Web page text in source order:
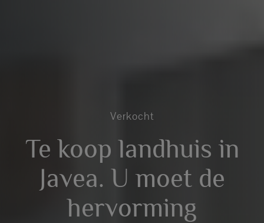
Verkocht
Te koop landhuis in
Javea. U moet de
hervorming